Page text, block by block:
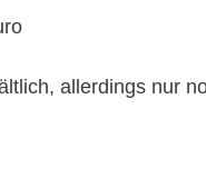
allerdings nur